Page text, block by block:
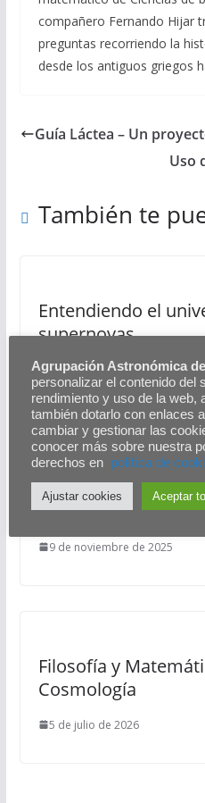
compañero Fernando Hijar
preguntas recorriendo la
desde los antiguos griegos
Guía Láctea – Un
Uso
También te
Entendiendo el
supernovas
5 de julio de 2023
Progresos globo
España
9 de noviembre de 2025
Filosofía y
Cosmología
5 de julio de 2026
Agrupación Astronómica
personalizar el contenido del
rendimiento y uso de la web,
también dotarlo con enlaces
cambiar y gestionar las
conocer más sobre nuestra
derechos en polítíca de
Ajustar cookies Aceptar